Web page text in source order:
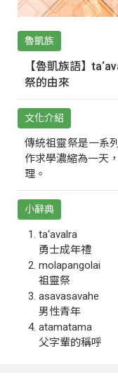
魯凱族
【魯凱族語】
祭的由來
文化介紹
傳統祖靈祭是一系
作求學濃縮為一天
理。
小辭典
ta‘avalra
勇士成年禮
molapangolai
祖靈祭
asavasavahe
男性青年
atamatama
父字輩的稱呼